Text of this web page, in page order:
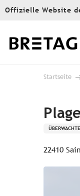
Aller
principal
Offizielle Website
Startseite
22410